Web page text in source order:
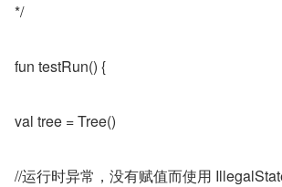
*/
fun testRun() {
val tree = Tree()
//运行时异常，没有赋值而使用